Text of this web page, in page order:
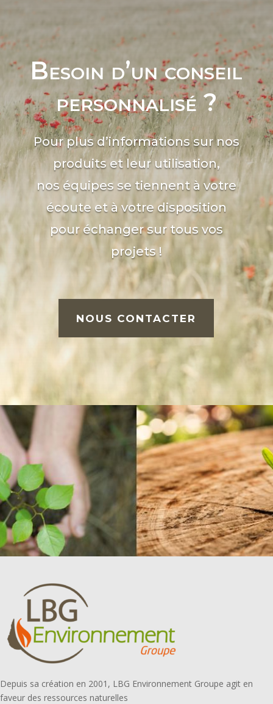
Besoin d’un conseil
personnalisé ?
Pour plus d’informations sur nos
produits et leur utilisation,
nos équipes se tiennent à votre
écoute et à votre disposition
pour échanger sur tous vos
projets !
NOUS CONTACTER
Depuis sa création en 2001, LBG Environnement Groupe agit en
faveur des ressources naturelles